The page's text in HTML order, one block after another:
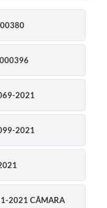
2021
2021
2021 CÂMARA